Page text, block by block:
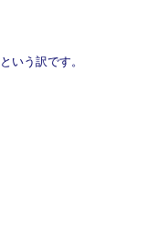
いう訳です。